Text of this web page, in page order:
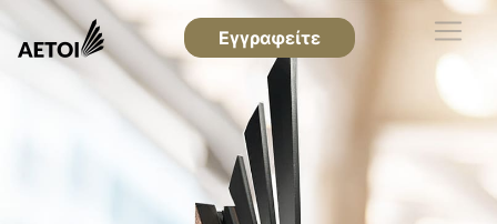
Εγγραφείτε